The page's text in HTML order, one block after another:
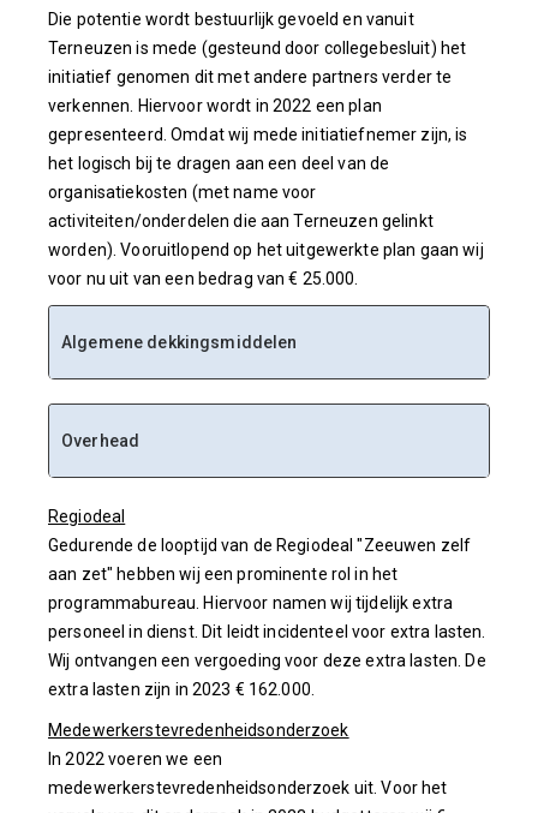
Die potentie wordt bestuurlijk gevoeld en vanuit
Terneuzen is mede (gesteund door collegebesluit) het
initiatief genomen dit met andere partners verder te
verkennen. Hiervoor wordt in 2022 een plan
gepresenteerd. Omdat wij mede initiatiefnemer zijn, is
het logisch bij te dragen aan een deel van de
organisatiekosten (met name voor
activiteiten/onderdelen die aan Terneuzen gelinkt
worden). Vooruitlopend op het uitgewerkte plan gaan wij
voor nu uit van een bedrag van € 25.000.
Algemene dekkingsmiddelen
Overhead
Regiodeal
Gedurende de looptijd van de Regiodeal "Zeeuwen zelf
aan zet" hebben wij een prominente rol in het
programmabureau. Hiervoor namen wij tijdelijk extra
personeel in dienst. Dit leidt incidenteel voor extra lasten.
Wij ontvangen een vergoeding voor deze extra lasten. De
extra lasten zijn in 2023 € 162.000.
Medewerkerstevredenheidsonderzoek
In 2022 voeren we een
medewerkerstevredenheidsonderzoek uit. Voor het